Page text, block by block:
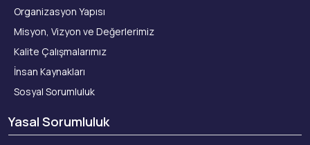
Organizasyon Yapısı
Misyon, Vizyon ve Değerlerimiz
Kalite Çalışmalarımız
İnsan Kaynakları
Sosyal Sorumluluk
Yasal Sorumluluk